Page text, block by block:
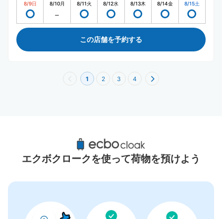
8/9日 8/10月 8/11火 8/12水 8/13木 8/14金 8/15土
この店舗を予約する
1 2 3 4
赤坂駅（福岡）周辺のおすすめコインロッカ
ー
エクボクロークを使って荷物を預けよう